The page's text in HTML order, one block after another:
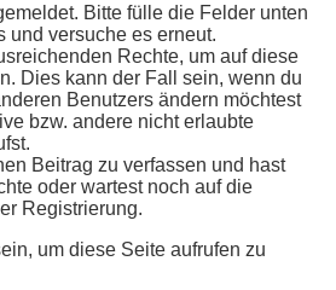
Bitte fülle die Felder unten
und versuche es erneut.
Rechte, um auf diese
Dies kann der Fall sein, wenn du
Benutzers ändern möchtest
bzw. andere nicht erlaubte
Beitrag zu verfassen und hast
oder wartest noch auf die
Registrierung.
um diese Seite aufrufen zu